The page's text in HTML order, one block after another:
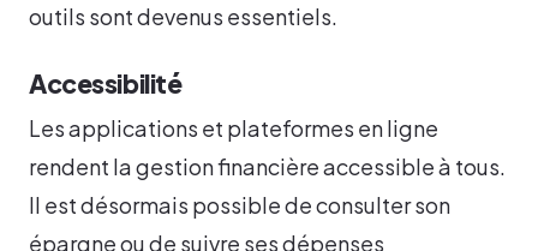
outils sont devenus essentiels.
Accessibilité
Les applications et plateformes en ligne
rendent la gestion financière accessible à tous.
Il est désormais possible de consulter son
épargne ou de suivre ses dépenses